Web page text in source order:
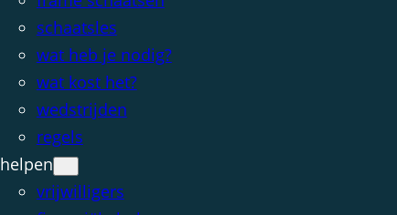
schaatsles
wat heb je nodig?
wat kost het?
wedstrijden
regels
helpen
vrijwilligers